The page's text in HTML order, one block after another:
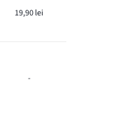
19,90 lei
-